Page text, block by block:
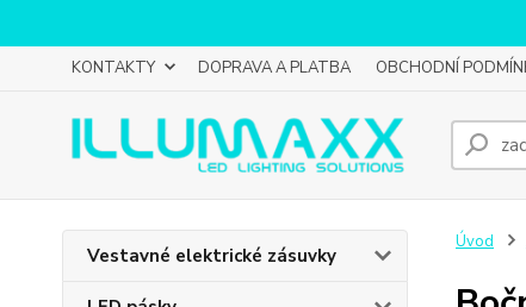
KONTAKTY DOPRAVA A PLATBA OBCHODNÍ
Vestavné elektrické zásuvky
Úvod